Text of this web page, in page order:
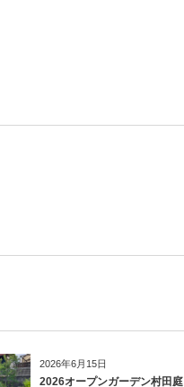
2026年6月15日
2026オープンガーデン村田庭